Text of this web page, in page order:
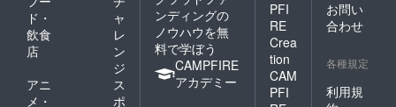
ド・
飲食
店
ャ
レ
ン
ジ
アニ
メ・
ス
ポ
ンディングの
ノウハウを無
料で学ぼう
CAMPFIRE
アカデミー
PFI
RE
Crea
tion
CAM
PFI
お問い
合わせ
各種規定
利用規